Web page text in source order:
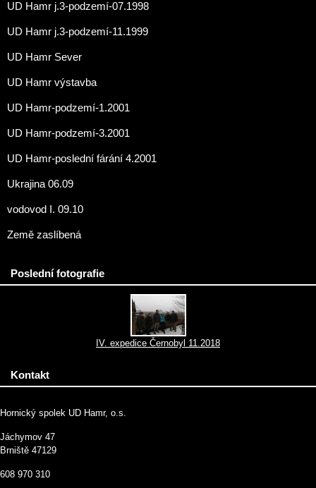
UD Hamr j.3-podzemí-07.1998
UD Hamr j.3-podzemí-11.1999
UD Hamr Sever
UD Hamr výstavba
UD Hamr-podzemí-1.2001
UD Hamr-podzemí-3.2001
UD Hamr-poslední fárání 4.2001
Ukrajina 06.09
vodovod I. 09.10
Země zaslíbená
Poslední fotografie
IV. expedice Černobyl 11.2018
Kontakt
Hornický spolek UD Hamr, o.s.
Jáchymov 47
Brniště 47129
608 970 310